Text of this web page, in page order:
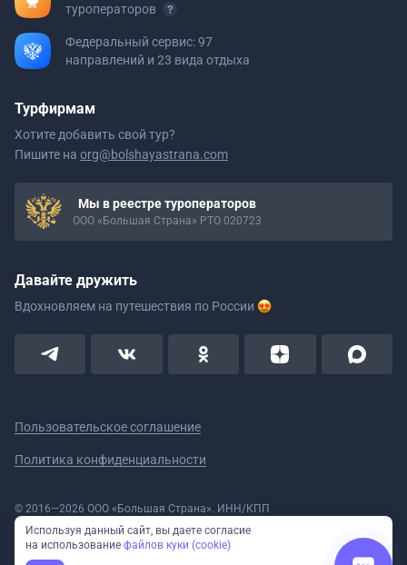
туроператоров
Федеральный сервис: 97
направлений и 23 вида отдыха
Турфирмам
Хотите добавить свой тур?
Пишите на org@bolshayastrana.com
Мы в реестре туроператоров
ООО «Большая Страна» РТО 020723
Давайте дружить
Вдохновляем на путешествия по России
Пользовательское соглашение
Политика конфиденциальности
© 2016—2026 ООО «Большая Страна». ИНН/КПП
5908078160/590801001 ОГРН 1185958020533
Номер в реестре Роскомнадзора № 59-18-006319 (Приказ № 321 от
11.10.2018)
Используя данный сайт, вы даете согласие
на использование файлов куки (cookie)